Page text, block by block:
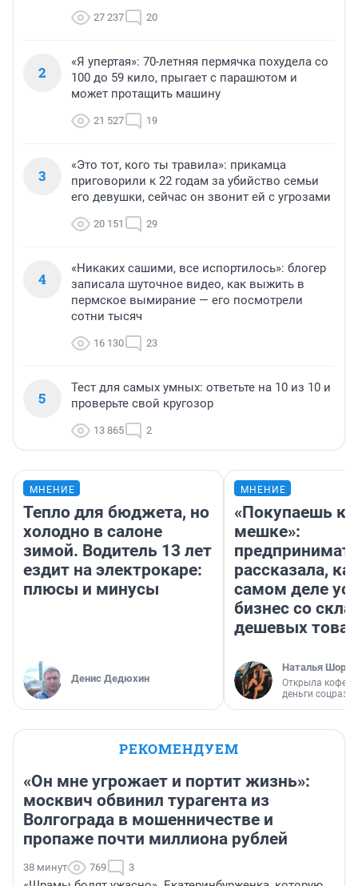
27 237 20
2
«Я упертая»: 70-летняя пермячка похудела со
100 до 59 кило, прыгает с парашютом и
может протащить машину
21 527 19
3
«Это тот, кого ты травила»: прикамца
приговорили к 22 годам за убийство семьи
его девушки, сейчас он звонит ей с угрозами
20 151 29
4
«Никаких сашими, все испортилось»: блогер
записала шуточное видео, как выжить в
пермское вымирание — его посмотрели
сотни тысяч
16 130 23
5
Тест для самых умных: ответьте на 10 из 10 и
проверьте свой кругозор
13 865 2
МНЕНИЕ
Тепло для бюджета, но
холодно в салоне
зимой. Водитель 13 лет
ездит на электрокаре:
плюсы и минусы
Денис Дедюхин
МНЕНИЕ
«Покупаешь
мешке»:
рассказала,
самом деле
бизнес со
дешевых
Наталья
Открыла
деньги
РЕКОМЕНДУЕМ
«Он мне угрожает и портит жизнь»:
москвич обвинил турагента из
Волгограда в мошенничестве и
пропаже почти миллиона рублей
38 минут 769 3